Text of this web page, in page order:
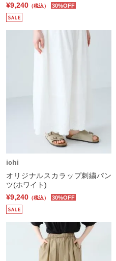
¥9,240 （税込） 30%OFF
ichi
オリジナルスカラップ刺繍パン
ツ(ホワイト)
¥9,240 （税込） 30%OFF